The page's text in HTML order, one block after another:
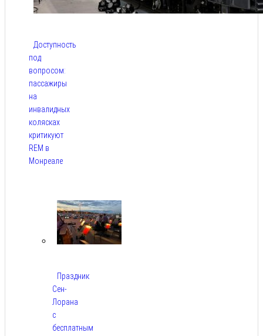
Доступность
под
вопросом:
пассажиры
на
инвалидных
колясках
критикуют
REM в
Монреале
Праздник
Сен-
Лорана
с
бесплатным